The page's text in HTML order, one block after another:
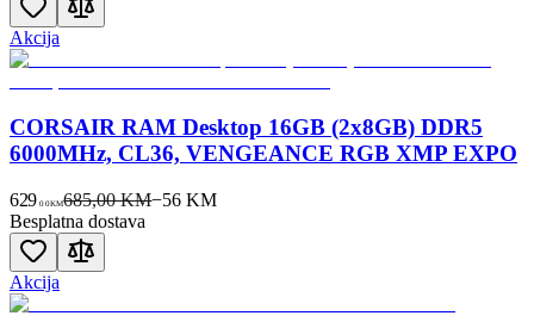
Akcija
CORSAIR RAM Desktop 16GB (2x8GB) DDR5
6000MHz, CL36, VENGEANCE RGB XMP EXPO
629 00KM685,00 KM−56 KM
Besplatna dostava
Akcija